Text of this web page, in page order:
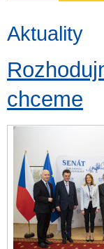
Aktuality
chceme